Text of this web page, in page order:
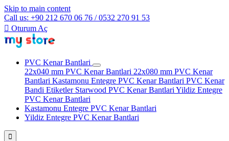
Skip to main content
Call us: +90 212 670 06 76 / 0532 270 91 53
 Oturum Aç
PVC Kenar Bantlari
22x040 mm PVC Kenar Bantlari 22x080 mm PVC Kenar
Bantlari Kastamonu Entegre PVC Kenar Bantlari PVC Kenar
Bandi Etiketler Starwood PVC Kenar Bantlari Yildiz Entegre
PVC Kenar Bantlari
Kastamonu Entegre PVC Kenar Bantlari
Yildiz Entegre PVC Kenar Bantlari
